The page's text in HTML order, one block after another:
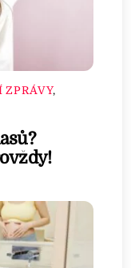
ZPRÁVY,